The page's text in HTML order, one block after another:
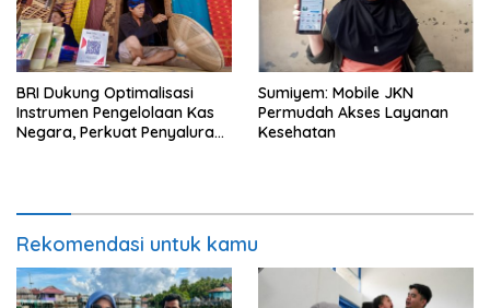
BRI Dukung Optimalisasi
Instrumen Pengelolaan Kas
Negara, Perkuat Penyaluran
Sumiyem: Mobile JKN
Permudah Akses Layanan
Kesehatan
Rekomendasi untuk kamu